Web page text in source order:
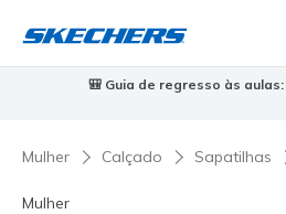
🎒 Guia de regresso às aulas:
Mulher Calçado Sapatilhas
Mulher